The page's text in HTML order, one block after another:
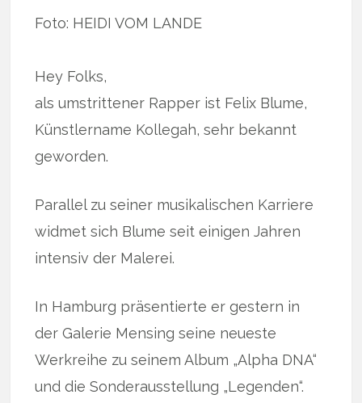
Foto: HEIDI VOM LANDE
Hey Folks,
als umstrittener Rapper ist Felix Blume,
Künstlername Kollegah, sehr bekannt
geworden.
Parallel zu seiner musikalischen Karriere
widmet sich Blume seit einigen Jahren
intensiv der Malerei.
In Hamburg präsentierte er gestern in
der Galerie Mensing seine neueste
Werkreihe zu seinem Album „Alpha DNA“
und die Sonderausstellung „Legenden“.